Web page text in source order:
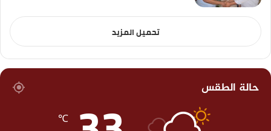
تحميل المزيد
حالة الطقس
℃